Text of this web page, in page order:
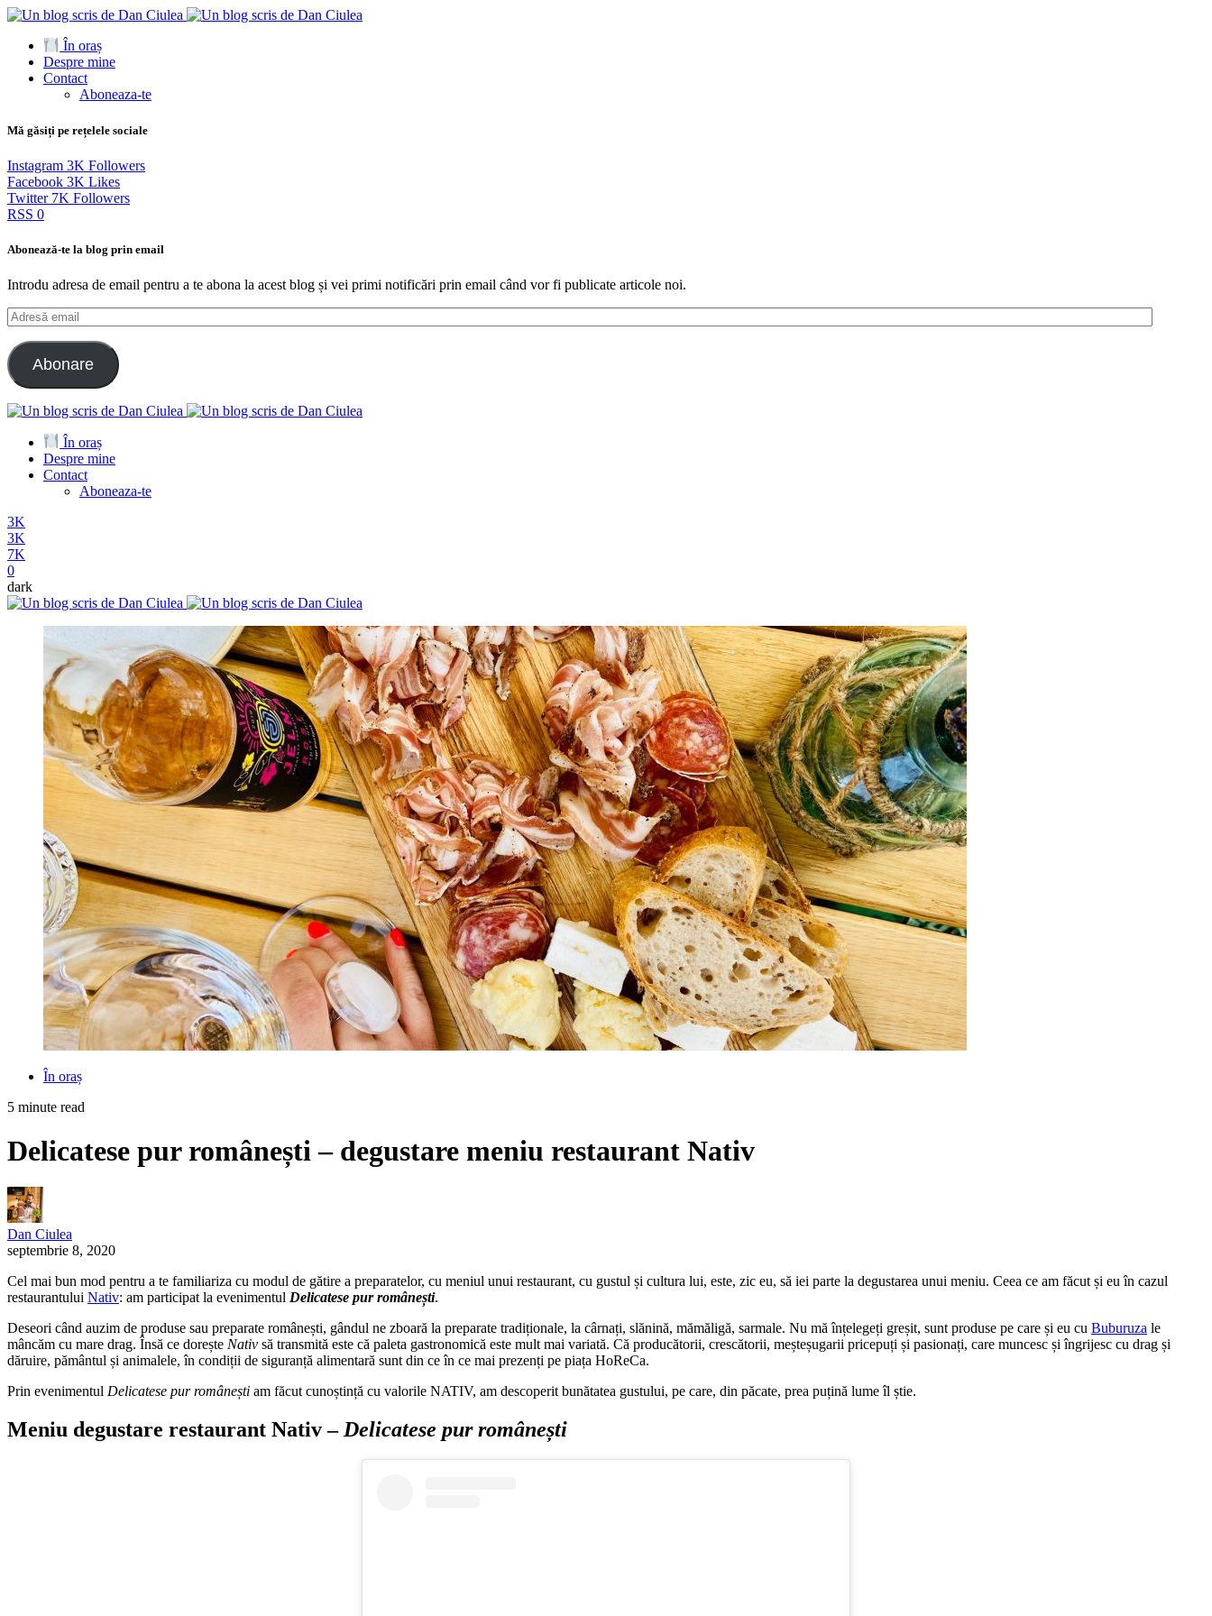
În oraș
Despre mine
Contact
Aboneaza-te
Mă găsiți pe rețelele sociale
Instagram 3K Followers
Facebook 3K Likes
Twitter 7K Followers
RSS 0
Abonează-te la blog prin email
Introdu adresa de email pentru a te abona la acest blog și vei primi notificări prin email când vor fi publicate articole noi.
Adresă
email
Abonare
În oraș
Despre mine
Contact
Aboneaza-te
3K
3K
7K
0
dark
În oraș
5 minute read
Delicatese pur românești – degustare meniu restaurant Nativ
Dan Ciulea
septembrie 8, 2020
Cel mai bun mod pentru a te familiariza cu modul de gătire a preparatelor, cu meniul unui restaurant, cu gustul și cultura lui, este, zic eu, să iei parte la degustarea unui meniu. Ceea ce am făcut și eu în cazul
restaurantului Nativ: am participat la evenimentul Delicatese pur românești.
Deseori când auzim de produse sau preparate românești, gândul ne zboară la preparate tradiționale, la cârnați, slănină, mămăligă, sarmale. Nu mă înțelegeți greșit, sunt produse pe care și eu cu Buburuza le
mâncăm cu mare drag. Însă ce dorește Nativ să transmită este că paleta gastronomică este mult mai variată. Că producătorii, crescătorii, meșteșugarii pricepuți și pasionați, care muncesc și îngrijesc cu drag și
dăruire, pământul și animalele, în condiții de siguranță alimentară sunt din ce în ce mai prezenți pe piața HoReCa.
Prin evenimentul Delicatese pur românești am făcut cunoștință cu valorile NATIV, am descoperit bunătatea gustului, pe care, din păcate, prea puțină lume îl știe.
Meniu degustare restaurant Nativ –Delicatese pur românești